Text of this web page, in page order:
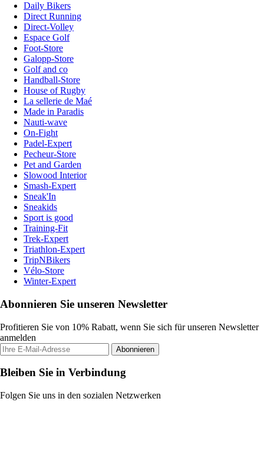
Daily Bikers
Direct Running
Direct-Volley
Espace Golf
Foot-Store
Galopp-Store
Golf and co
Handball-Store
House of Rugby
La sellerie de Maé
Made in Paradis
Nauti-wave
On-Fight
Padel-Expert
Pecheur-Store
Pet and Garden
Slowood Interior
Smash-Expert
Sneak'In
Sneakids
Sport is good
Training-Fit
Trek-Expert
Triathlon-Expert
TripNBikers
Vélo-Store
Winter-Expert
Abonnieren Sie unseren Newsletter
Profitieren Sie von 10% Rabatt, wenn Sie sich für unseren Newsletter
anmelden
Abonnieren
Bleiben Sie in Verbindung
Folgen Sie uns in den sozialen Netzwerken